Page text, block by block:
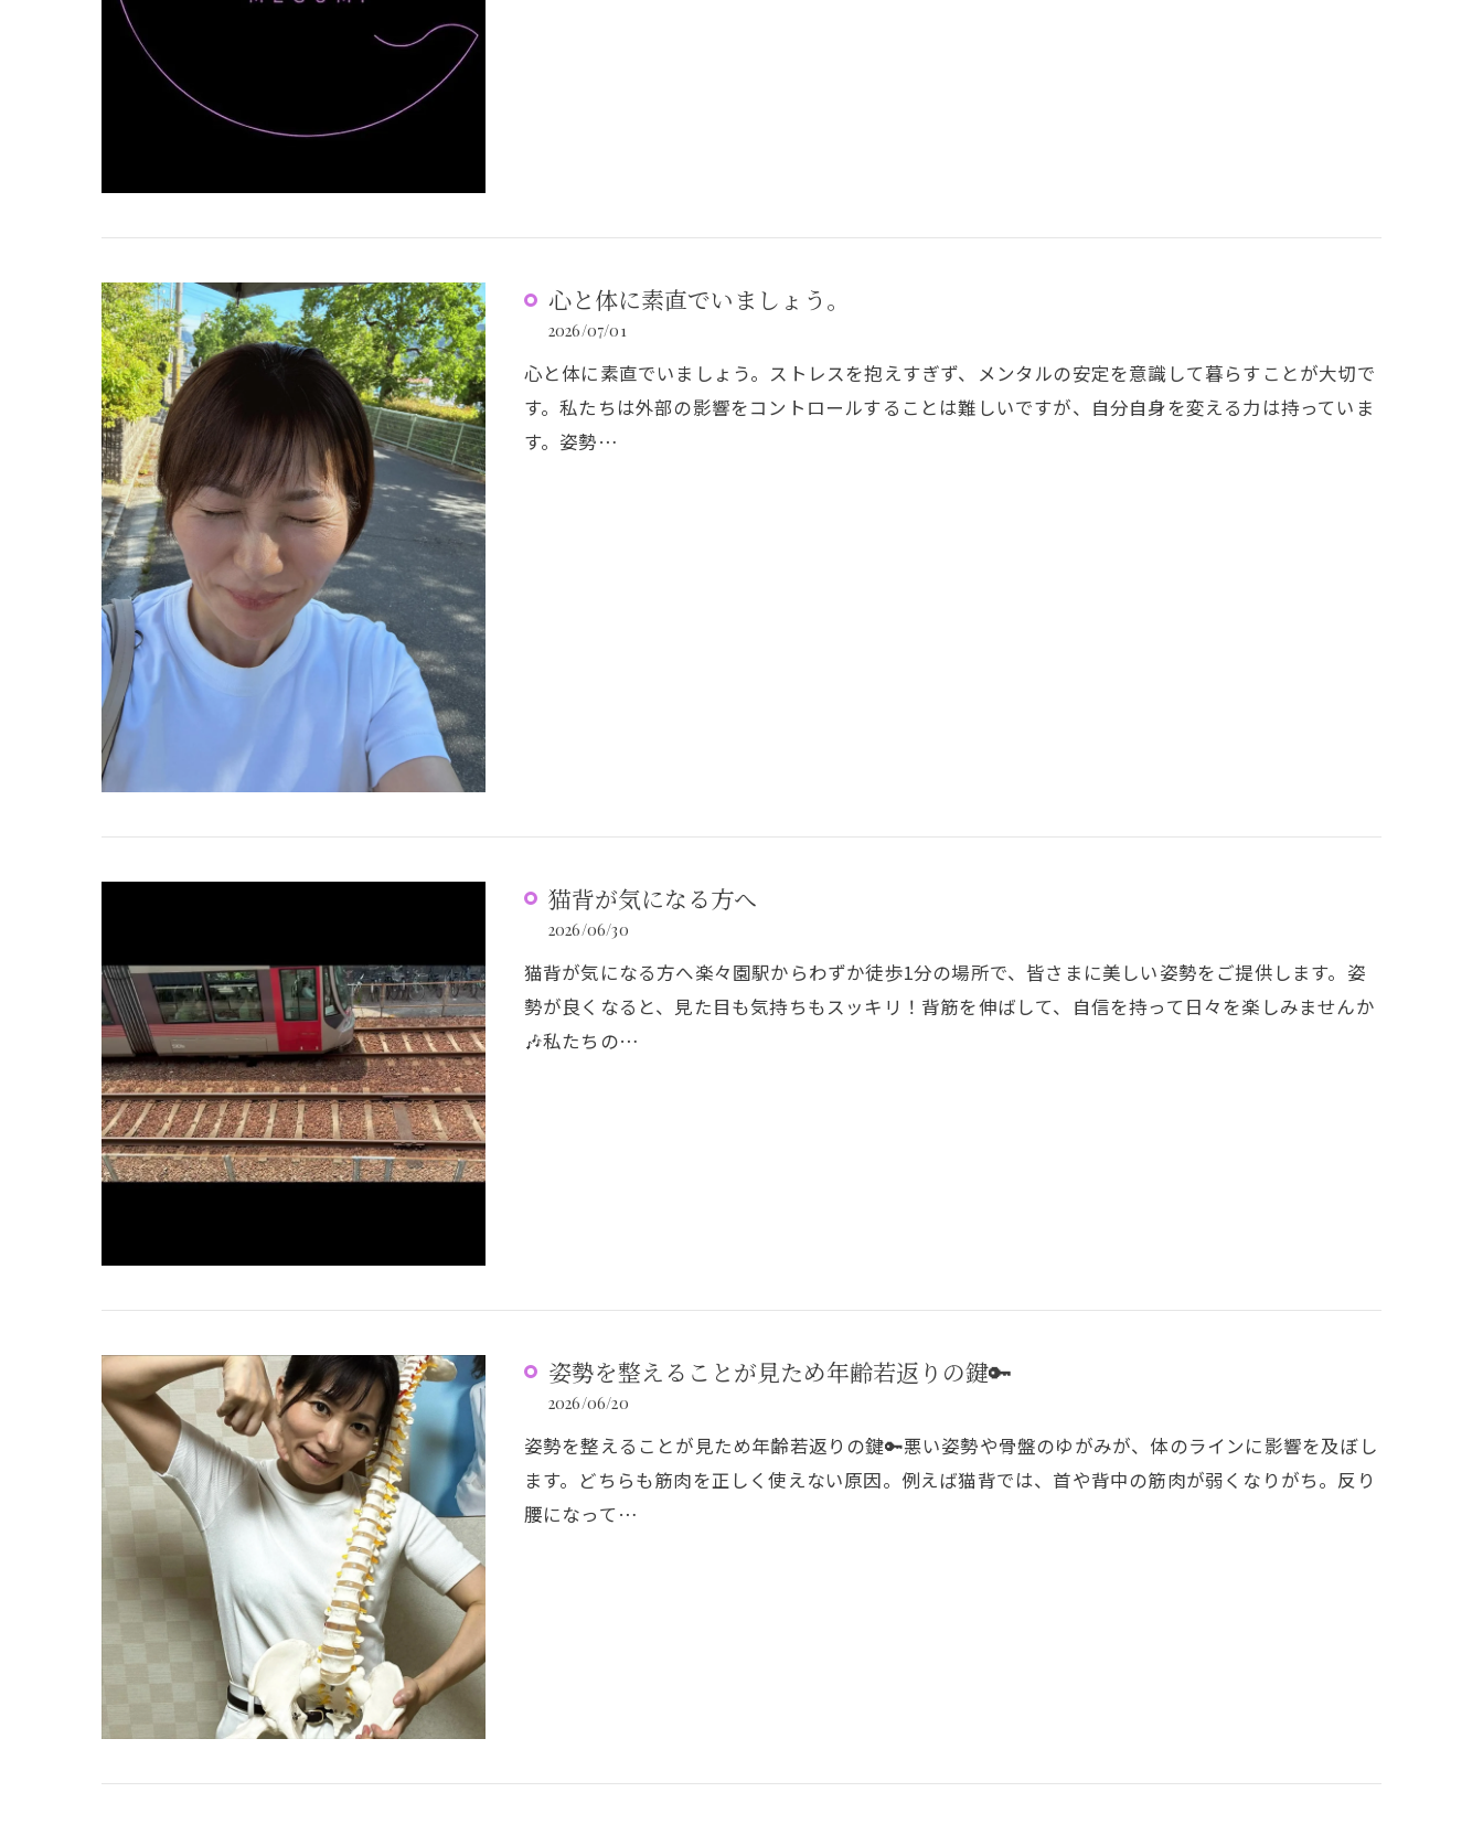
心と体に素直でいましょう。
2026/07/01
心と体に素直でいましょう。ストレスを抱えすぎず、メンタルの安定を意識して暮らすことが大切で
す。私たちは外部の影響をコントロールすることは難しいですが、自分自身を変える力は持っていま
す。姿勢…
猫背が気になる方へ
2026/06/30
猫背が気になる方へ楽々園駅からわずか徒歩1分の場所で、皆さまに美しい姿勢をご提供します。姿
勢が良くなると、見た目も気持ちもスッキリ！背筋を伸ばして、自信を持って日々を楽しみませんか
🎶私たちの…
姿勢を整えることが見ため年齢若返りの鍵🔑
2026/06/20
姿勢を整えることが見ため年齢若返りの鍵🔑悪い姿勢や骨盤のゆがみが、体のラインに影響を及ぼし
ます。どちらも筋肉を正しく使えない原因。例えば猫背では、首や背中の筋肉が弱くなりがち。反り
腰になって…